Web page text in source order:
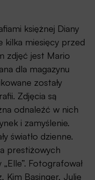
księżnej Diany
kilka miesięcy przed
zdjęć jest Mario
dla magazynu
zostały
Zdjęcia są
odnaleźć w nich
i zamyślenie.
światło dzienne.
prestiżowych
Fotografował
Kim Basinger, Julię